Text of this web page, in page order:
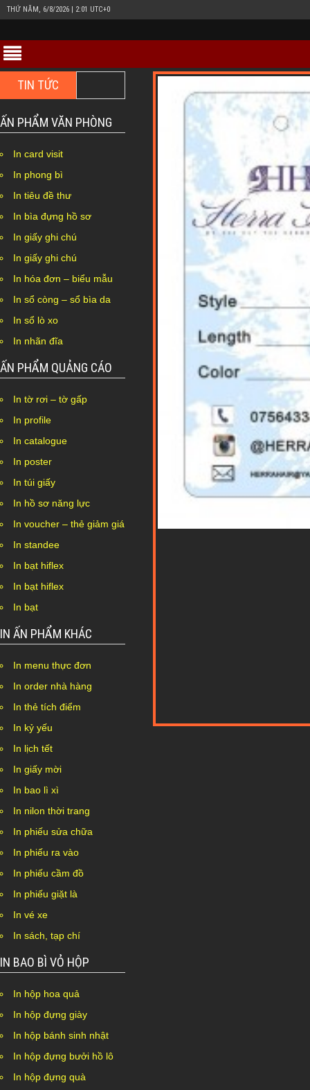
THỨ NĂM, 6/8/2026 | 2:01 UTC+0
TIN TỨC
ẤN PHẨM VĂN PHÒNG
In card visit
In phong bì
In tiêu đề thư
In bìa đựng hồ sơ
In giấy ghi chú
In giấy ghi chú
In hóa đơn – biểu mẫu
In sổ còng – sổ bìa da
In sổ lò xo
In nhãn đĩa
ẤN PHẨM QUẢNG CÁO
In tờ rơi – tờ gấp
In profile
In catalogue
In poster
In túi giấy
In hồ sơ năng lực
In voucher – thẻ giảm giá
In standee
In bạt hiflex
In bạt hiflex
In bạt
IN ẤN PHẨM KHÁC
In menu thực đơn
In order nhà hàng
In thẻ tích điểm
In kỷ yếu
In lịch tết
In giấy mời
In bao lì xì
In nilon thời trang
In phiếu sửa chữa
In phiếu ra vào
In phiếu cầm đồ
In phiếu giặt là
In vé xe
In sách, tạp chí
IN BAO BÌ VỎ HỘP
In hộp hoa quả
In hộp đựng giày
In hộp bánh sinh nhật
In hộp đựng bưởi hồ lô
In hộp đựng quà